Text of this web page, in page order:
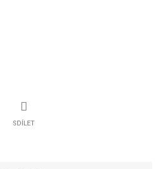
SDÍLET